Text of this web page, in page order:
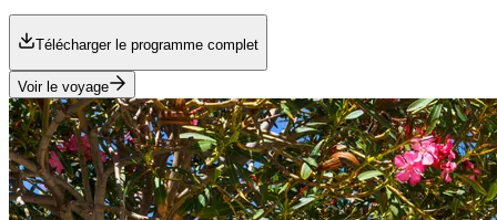
Télécharger le programme complet
Voir le voyage